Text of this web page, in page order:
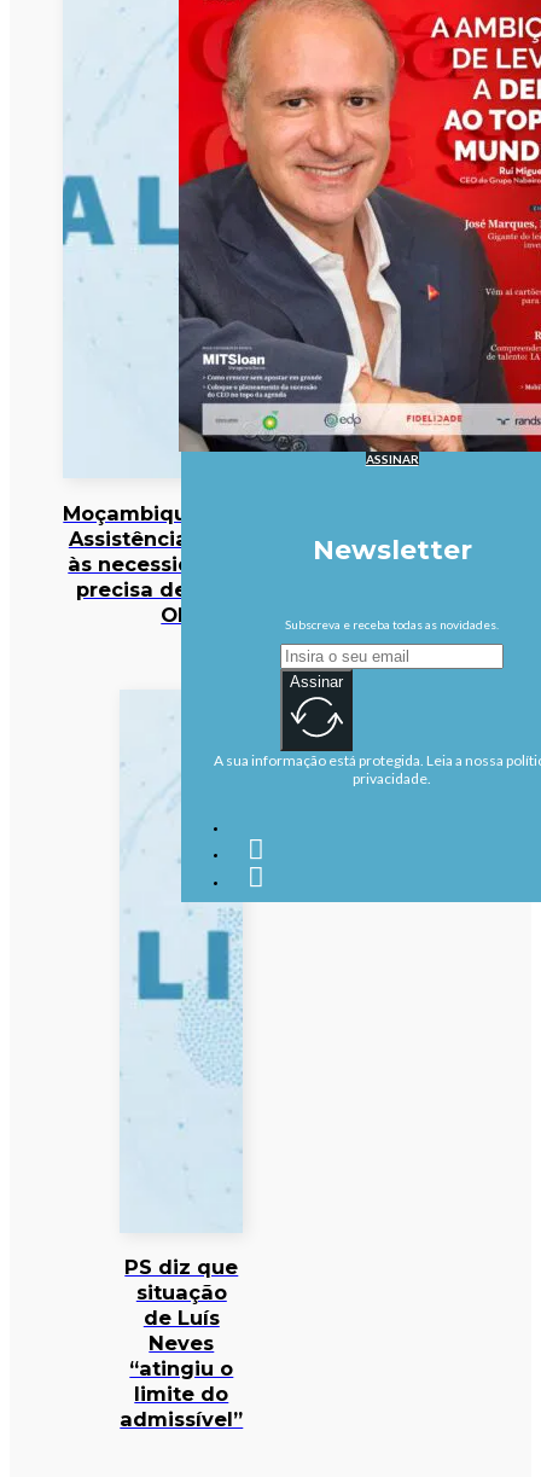
Moçambique/Ataques:
Assistência responde
às necessidades mas
precisa de reforço –
OIM
PS diz que
situação
de Luís
Neves
“atingiu o
limite do
admissível”
ASSINAR
Newsletter
Subscreva e receba todas as novidades.
Assinar
A sua informação está protegida. Leia a nossa
privacidade.